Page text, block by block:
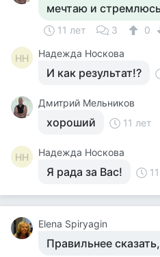
мечтаю и
11 лет 3 0
НН Надежда Носкова
И как результат!?
Дмитрий Мельников
хороший 11 лет
НН Надежда Носкова
Я рада за Вас!
Еlena Spiryagin
Правильнее